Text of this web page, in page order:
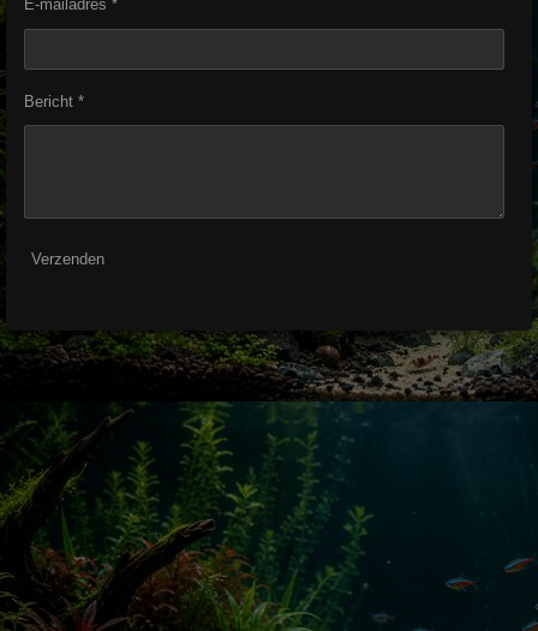
E-mailadres *
Bericht *
Verzenden